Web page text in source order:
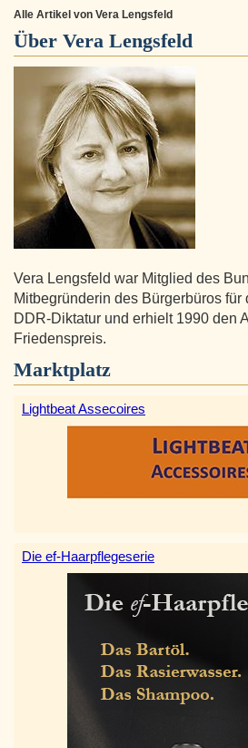
Alle Artikel von Vera Lengsfeld
Über Vera Lengsfeld
Vera Lengsfeld war Mitglied des
Mitbegründerin des Bürgerbüros für
DDR-Diktatur und erhielt 1990 den
Friedenspreis.
Marktplatz
Lightbeat Assecoires
Die ef-Haarpflegeserie